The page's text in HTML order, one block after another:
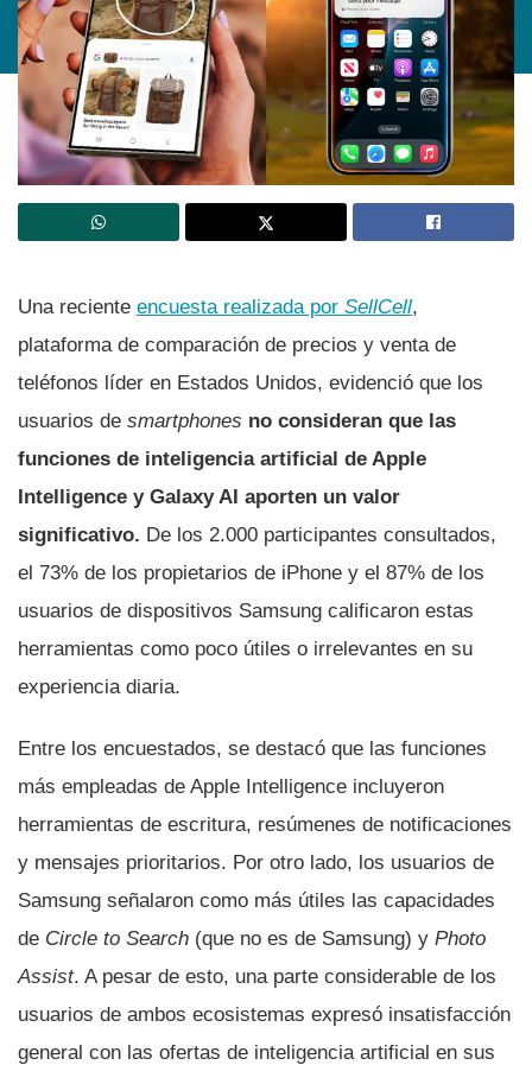
Una reciente encuesta realizada por SellCell,
plataforma de comparación de precios y venta de
teléfonos líder en Estados Unidos, evidenció que los
usuarios de smartphones no consideran que las
funciones de inteligencia artificial de Apple
Intelligence y Galaxy AI aporten un valor
significativo. De los 2.000 participantes consultados,
el 73% de los propietarios de iPhone y el 87% de los
usuarios de dispositivos Samsung calificaron estas
herramientas como poco útiles o irrelevantes en su
experiencia diaria.
Entre los encuestados, se destacó que las funciones
más empleadas de Apple Intelligence incluyeron
herramientas de escritura, resúmenes de notificaciones
y mensajes prioritarios. Por otro lado, los usuarios de
Samsung señalaron como más útiles las capacidades
de Circle to Search (que no es de Samsung) y Photo
Assist. A pesar de esto, una parte considerable de los
usuarios de ambos ecosistemas expresó insatisfacción
general con las ofertas de inteligencia artificial en sus